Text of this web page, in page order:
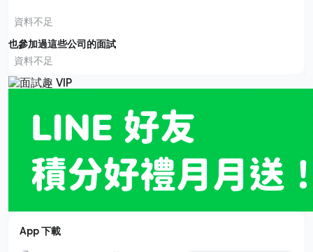
資料不足
也參加過這些公司的面試
資料不足
App 下載